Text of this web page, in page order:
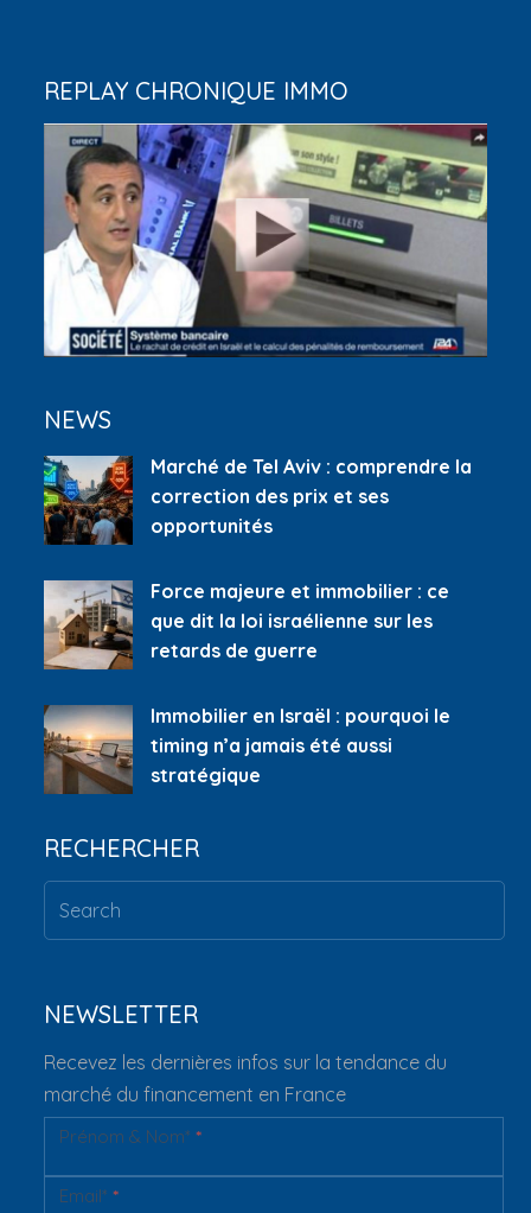
REPLAY CHRONIQUE IMMO
NEWS
Marché de Tel Aviv : comprendre la
correction des prix et ses
opportunités
Force majeure et immobilier : ce
que dit la loi israélienne sur les
retards de guerre
Immobilier en Israël : pourquoi le
timing n’a jamais été aussi
stratégique
RECHERCHER
NEWSLETTER
Recevez les dernières infos sur la tendance du
marché du financement en France
Newsletter
Prénom & Nom**
Email**